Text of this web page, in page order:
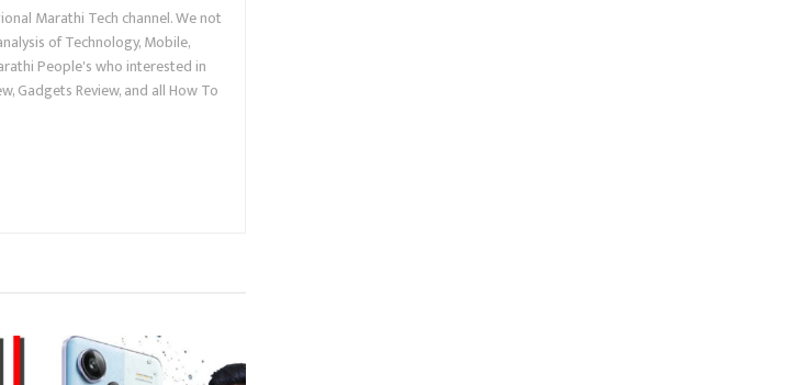
Marathi Tech channel. We not
of Technology, Mobile,
People's who interested in
Gadgets Review, and all How To